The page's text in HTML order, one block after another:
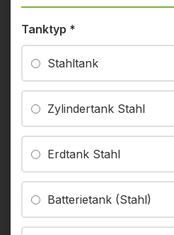
Tanktyp *
Stahltank
Zylindertank Stahl
Erdtank Stahl
Batterietank (Stahl)